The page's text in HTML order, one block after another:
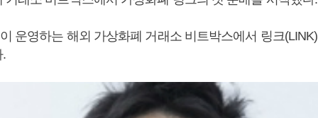
운영하는 해외 가상화폐 거래소 비트박스에서 링크
.